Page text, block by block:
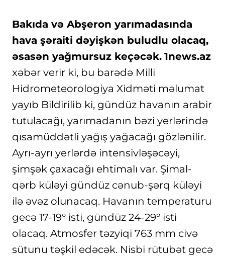
Bakıda və Abşeron yarımadasında
hava şəraiti dəyişkən buludlu olacaq,
əsasən yağmursuz keçəcək. 1news.az
xəbər verir ki, bu barədə Milli
Hidrometeorologiya Xidməti məlumat
yayıb Bildirilib ki, gündüz havanın arabir
tutulacağı, yarımadanın bəzi yerlərində
qısamüddətli yağış yağacağı gözlənilir.
Ayrı-ayrı yerlərdə intensivləşəcəyi,
şimşək çaxacağı ehtimalı var. Şimal-
qərb küləyi gündüz cənub-şərq küləyi
ilə əvəz olunacaq. Havanın temperaturu
gecə 17-19° isti, gündüz 24-29° isti
olacaq. Atmosfer təzyiqi 763 mm civə
sütunu təşkil edəcək. Nisbi rütubət gecə